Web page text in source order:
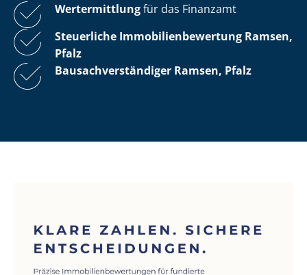
Wertermittlungfür das Finanzamt
Steuerliche Im­mo­bi­li­en­be­wer­tung Ramsen,
Pfalz
Bau­sach­ver­stän­di­ger Ramsen, Pfalz